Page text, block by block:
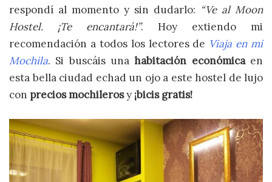
respondí al momento y sin dudarlo: “Ve al Moon
Hostel. ¡Te encantará!”. Hoy extiendo mi
recomendación a todos los lectores de Viaja en mi
Mochila. Si buscáis unahabitación económicaen
esta bella ciudad echad un ojo a este hostel de lujo
con precios mochilerosy ¡bicis gratis!